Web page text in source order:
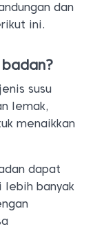
dan
ini.
susu
lemak,
menaikkan
dapat
lebih banyak